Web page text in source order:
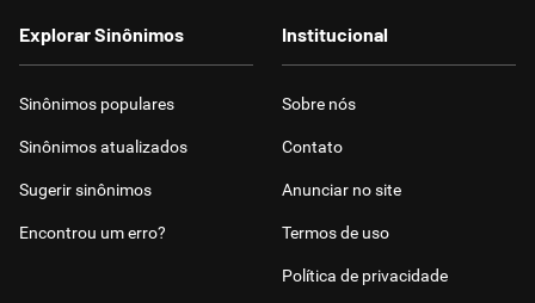
Explorar Sinônimos
Sinônimos populares
Sinônimos atualizados
Sugerir sinônimos
Encontrou um erro?
Institucional
Sobre nós
Contato
Anunciar no site
Termos de uso
Política de privacidade